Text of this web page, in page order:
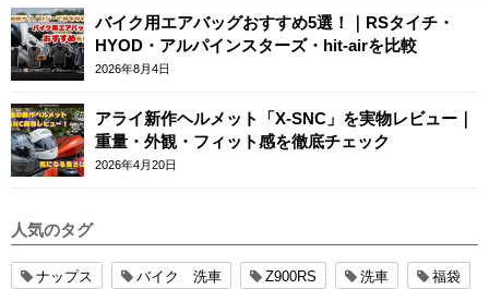
バイク用エアバッグおすすめ5選！｜RSタイチ・
HYOD・アルパインスターズ・hit-airを比較
2026年8月4日
アライ新作ヘルメット「X-SNC」を実物レビュー｜
重量・外観・フィット感を徹底チェック
2026年4月20日
人気のタグ
ナップス バイク 洗車 Z900RS 洗車 福袋